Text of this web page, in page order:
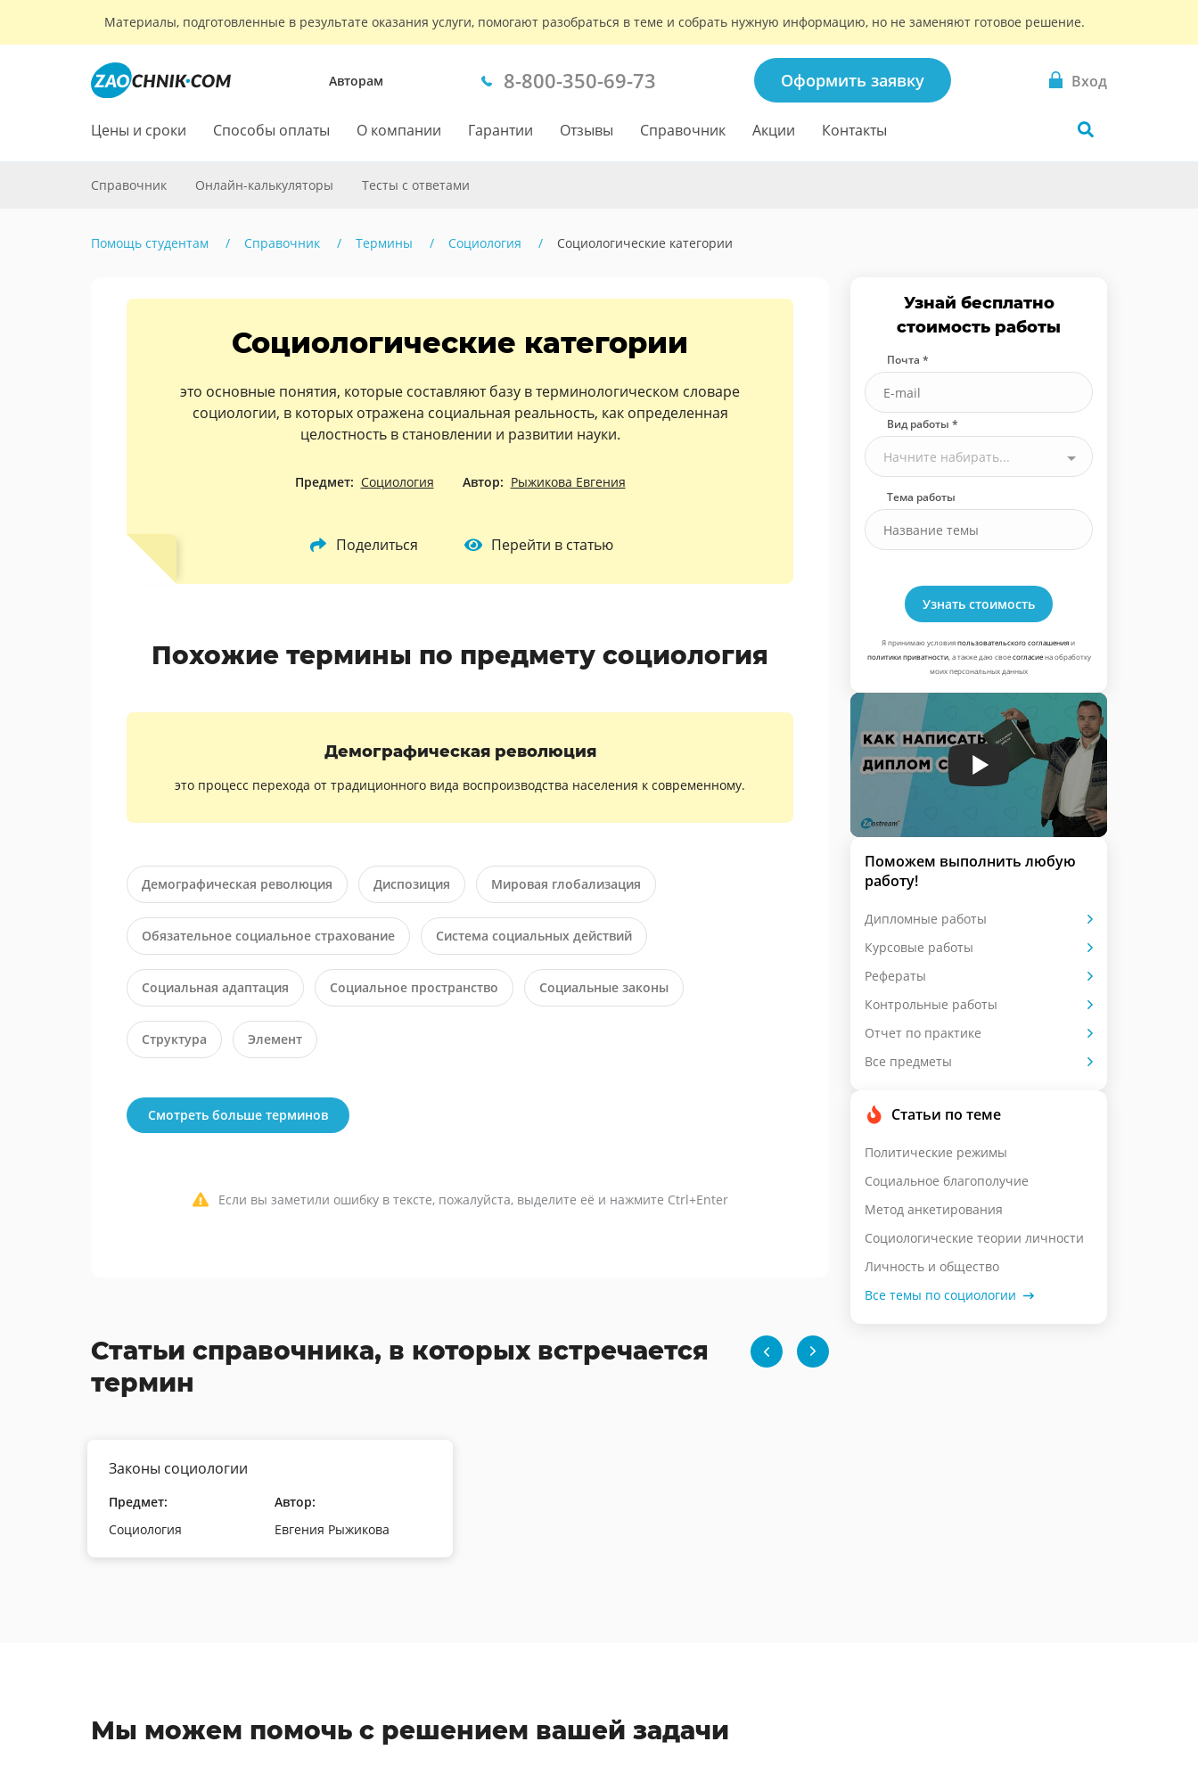
Материалы, подготовленные в результате оказания услуги, помогают разобраться в теме и собрать нужную информацию, но не заменяют готовое решение.
Авторам 8-800-350-69-73 Оформить заявку Вход
Цены и сроки Способы оплаты О компании Гарантии Отзывы Справочник Акции Контакты
Справочник Онлайн-калькуляторы Тесты с ответами
Помощь студентам Справочник Термины Социология Социологические категории
Социологические категории
это основные понятия, которые составляют базу в терминологическом словаре
социологии, в которых отражена социальная реальность, как определенная
целостность в становлении и развитии науки.
Предмет: Социология Автор: Рыжикова Евгения
Поделиться Перейти в статью
Похожие термины по предмету социология
Демографическая революция
это процесс перехода от традиционного вида воспроизводства населения к современному.
Демографическая революция Диспозиция Мировая глобализация
Обязательное социальное страхование Система социальных действий
Социальная адаптация Социальное пространство Социальные законы
Структура Элемент
Смотреть больше терминов
Если вы заметили ошибку в тексте, пожалуйста, выделите её и нажмите Ctrl+Enter
Статьи справочника, в которых встречается
термин
Законы социологии
Предмет:
Социология
Автор:
Евгения Рыжикова
Узнай бесплатно
стоимость работы
Почта *
Вид работы *
Начните набирать...
Тема работы
Узнать стоимость
Я принимаю условияпользовательского соглашенияи
политики приватности, а также даю своесогласиена обработку
моих персональных данных
Поможем выполнить любую
работу!
Дипломные работы
Курсовые работы
Рефераты
Контрольные работы
Отчет по практике
Все предметы
Статьи по теме
Политические режимы
Социальное благополучие
Метод анкетирования
Социологические теории личности
Личность и общество
Все темы по социологии
Мы можем помочь с решением вашей задачи